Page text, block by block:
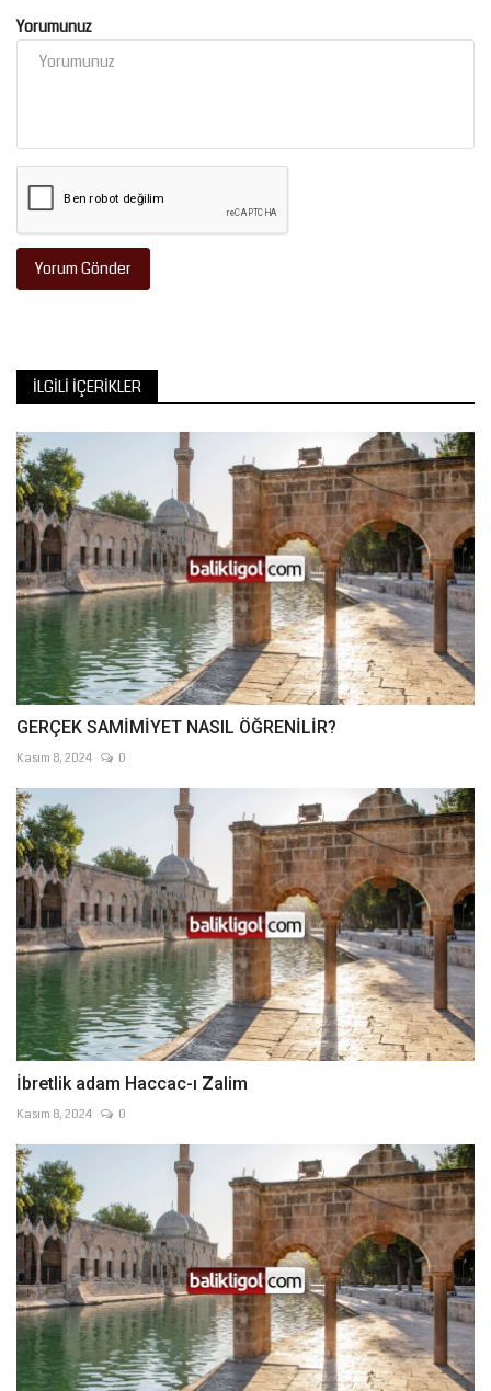
Yorumunuz
Yorum Gönder
İLGILI İÇERIKLER
GERÇEK SAMİMİYET NASIL ÖĞRENİLİR?
Kasım 8, 2024 0
İbretlik adam Haccac-ı Zalim
Kasım 8, 2024 0